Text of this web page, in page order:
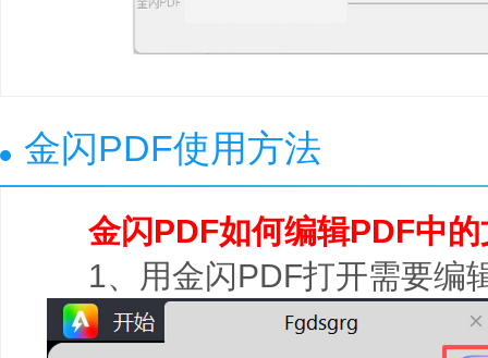
金闪PDF使用方法
金闪PDF如何编辑PDF中
1、用金闪PDF打开需要编